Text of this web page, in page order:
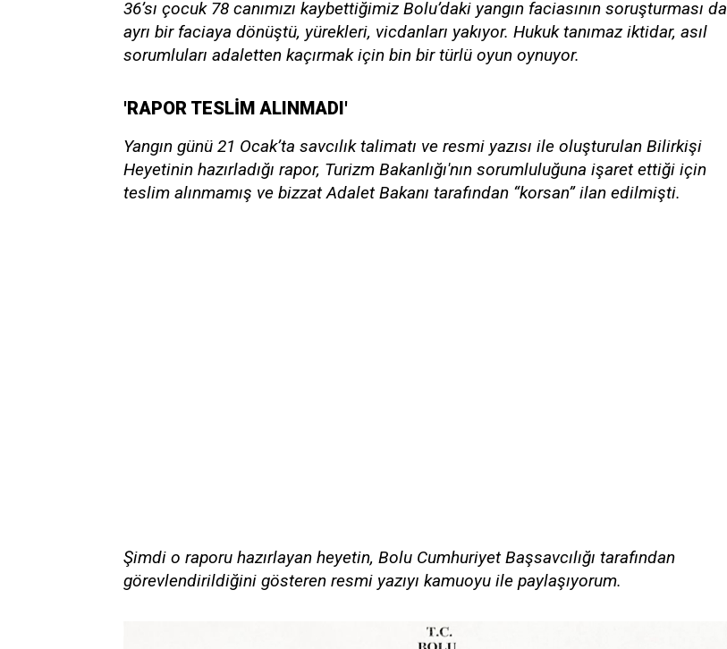
36’sı çocuk 78 canımızı kaybettiğimiz Bolu’daki yangın faciasının soruşturması da
ayrı bir faciaya dönüştü, yürekleri, vicdanları yakıyor. Hukuk tanımaz iktidar, asıl
sorumluları adaletten kaçırmak için bin bir türlü oyun oynuyor.
'RAPOR TESLİM ALINMADI'
Yangın günü 21 Ocak’ta savcılık talimatı ve resmi yazısı ile oluşturulan Bilirkişi
Heyetinin hazırladığı rapor, Turizm Bakanlığı'nın sorumluluğuna işaret ettiği için
teslim alınmamış ve bizzat Adalet Bakanı tarafından “korsan” ilan edilmişti.
Şimdi o raporu hazırlayan heyetin, Bolu Cumhuriyet Başsavcılığı tarafından
görevlendirildiğini gösteren resmi yazıyı kamuoyu ile paylaşıyorum.